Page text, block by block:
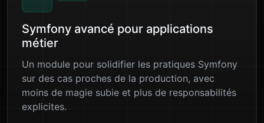
Symfony avancé pour applications
métier
Un module pour solidifier les pratiques Symfony
sur des cas proches de la production, avec
moins de magie subie et plus de responsabilités
explicites.